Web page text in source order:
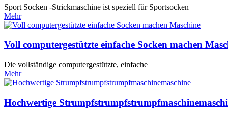
Sport Socken -Strickmaschine ist speziell für Sportsocken
Mehr
Voll computergestützte einfache Socken machen
Die vollständige computergestützte, einfache
Mehr
Hochwertige